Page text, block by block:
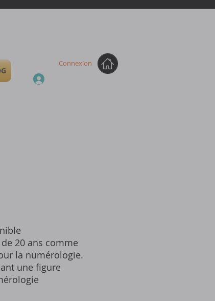
Connexion
20 ans comme
la numérologie.
une figure